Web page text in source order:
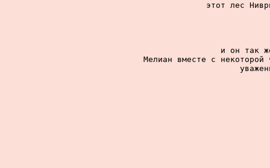
этот лес
и он так
Мелиан вместе с